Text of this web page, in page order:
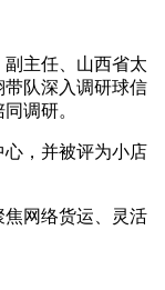
主任、山西省太
入调研球信
调研。
心，并被评为小店
聚焦网络货运、灵活